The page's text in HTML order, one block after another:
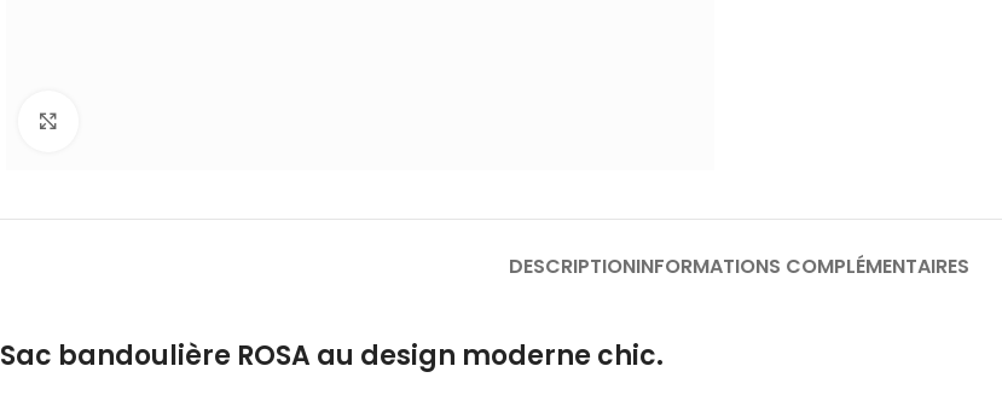
DESCRIPTIONINFORMATIONS COMPLÉMENTAIRES
Sac bandoulière ROSA au design moderne chic.